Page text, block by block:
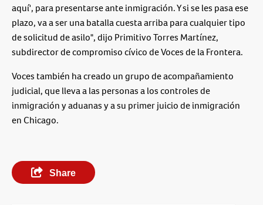
aquí', para presentarse ante inmigración. Y si se les pasa ese
plazo, va a ser una batalla cuesta arriba para cualquier tipo
de solicitud de asilo", dijo Primitivo Torres Martínez,
subdirector de compromiso cívico de Voces de la Frontera.
Voces también ha creado un grupo de acompañamiento
judicial, que lleva a las personas a los controles de
inmigración y aduanas y a su primer juicio de inmigración
en Chicago.
Share